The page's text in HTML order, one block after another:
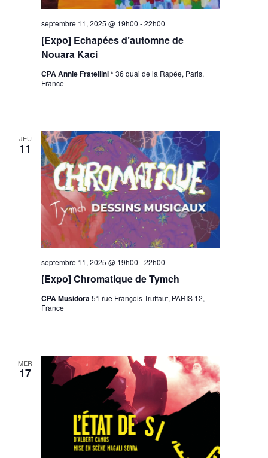
[Expo] Echapées d’automne de
Nouara Kaci
septembre 11, 2025 @ 19h00 -22h00
CPA Annie Fratellini *36 quai de la Rapée, Paris,
France
JEU
11
[Expo] Chromatique de Tymch
septembre 11, 2025 @ 19h00 -22h00
CPA Musidora51 rue François Truffaut, PARIS 12,
France
MER
17